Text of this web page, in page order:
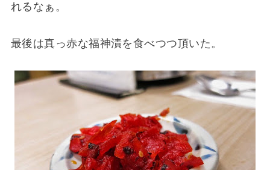
れるなぁ。
最後は真っ赤な福神漬を食べつつ頂いた。